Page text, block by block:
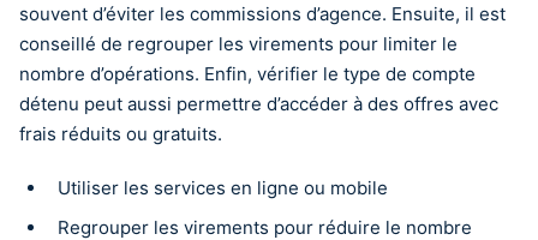
souvent d’éviter les commissions d’agence. Ensuite, il est
conseillé de regrouper les virements pour limiter le
nombre d’opérations. Enfin, vérifier le type de compte
détenu peut aussi permettre d’accéder à des offres avec
frais réduits ou gratuits.
Utiliser les services en ligne ou mobile
Regrouper les virements pour réduire le nombre